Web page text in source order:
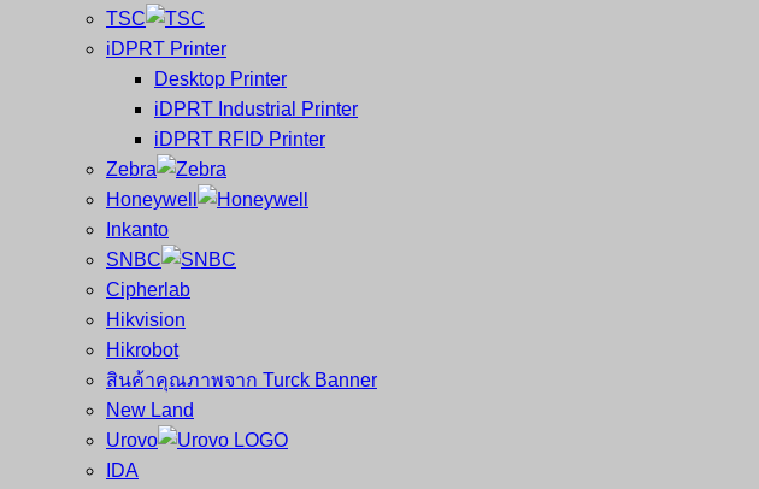
TSC
iDPRT Printer
Desktop Printer
iDPRT Industrial Printer
iDPRT RFID Printer
Zebra
Honeywell
Inkanto
SNBC
Cipherlab
Hikvision
Hikrobot
สินค้าคุณภาพจาก Turck Banner
New Land
Urovo
IDA